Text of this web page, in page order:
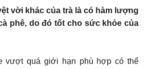
vời khác của trà là có hàm lượng
phê, do đó tốt cho sức khỏe của
vượt quá giới hạn phù hợp có thể